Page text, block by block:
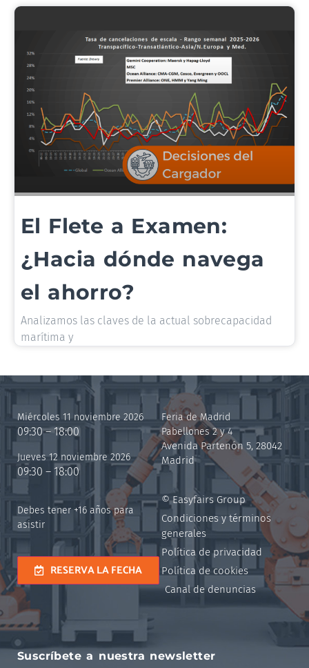
El Flete a Examen:
¿Hacia dónde navega
el ahorro?
Analizamos las claves de la actual sobrecapacidad
marítima y
Miércoles 11 noviembre 2026
09:30 – 18:00
Jueves 12 noviembre 2026
09:30 – 18:00
Debes tener +16 años para
asistir
RESERVA LA FECHA
Feria de Madrid
Pabellones 2 y 4
Avenida Partenón 5, 28042
Madrid
© Easyfairs Group
Condiciones y términos
generales
Política de privacidad
Política de cookies
Canal de denuncias
Suscríbete a nuestra newsletter